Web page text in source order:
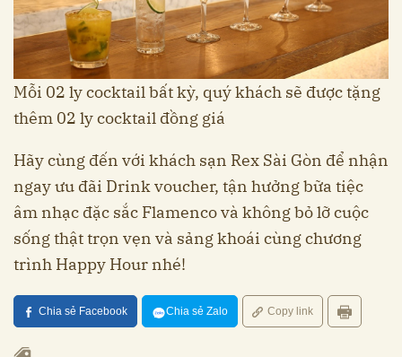
Mỗi 02 ly cocktail bất kỳ, quý khách sẽ được tặng
thêm 02 ly cocktail đồng giá
Hãy cùng đến với khách sạn Rex Sài Gòn để nhận
ngay ưu đãi Drink voucher, tận hưởng bữa tiệc
âm nhạc đặc sắc Flamenco và không bỏ lỡ cuộc
sống thật trọn vẹn và sảng khoái cùng chương
trình Happy Hour nhé!
Chia sẻ Facebook Chia sẻ Zalo Copy link